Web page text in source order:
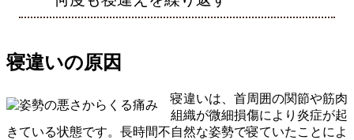
寝違いの原因
寝違いは、首周囲の関節や筋肉
組織が微細損傷により炎症が起
きている状態です。長時間不自然な姿勢で寝ていたことによ